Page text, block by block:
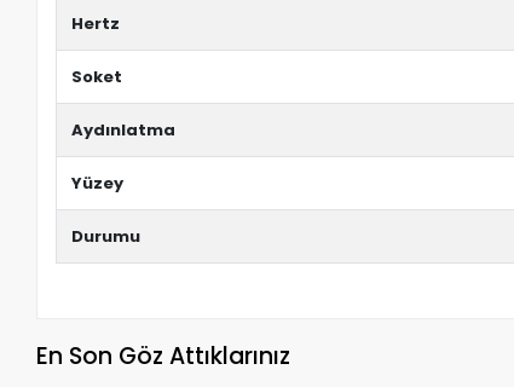
Hertz
Soket
Aydınlatma
Yüzey
Durumu
En Son Göz Attıklarınız